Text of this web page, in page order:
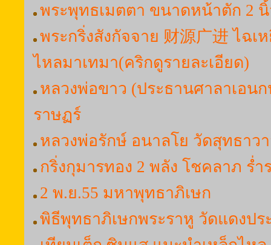
พระพุทธเมตตา ขนาดหน้าตัก 2
พระกริ่งสังกัจจาย 财源广进 ไฉเ
ไหลมาเทมา(คริกดูรายละเอียด)
หลวงพ่อขาว (ประธานศาลาเอน
ราษฏร์
หลวงพ่อรักษ์ อนาลโย วัดสุทธาว
กริ่งกุมารทอง 2 พลัง โชคลาภ ร่ำ
2 พ.ย.55 มหาพุทธาภิเษก
พิธีพุทธาภิเษกพระราหู วัดแดงปร